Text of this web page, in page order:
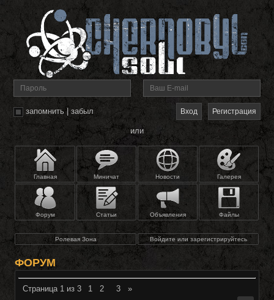
запомнить|забыл Регистрация
или
Главная
Форум
Миничат
Статьи
Новости
Объявления
Галерея
Файлы
Ролевая Зона Войдите или зарегистрируйтесь
ФОРУМ
Страница 1 из3 1 2 3 »